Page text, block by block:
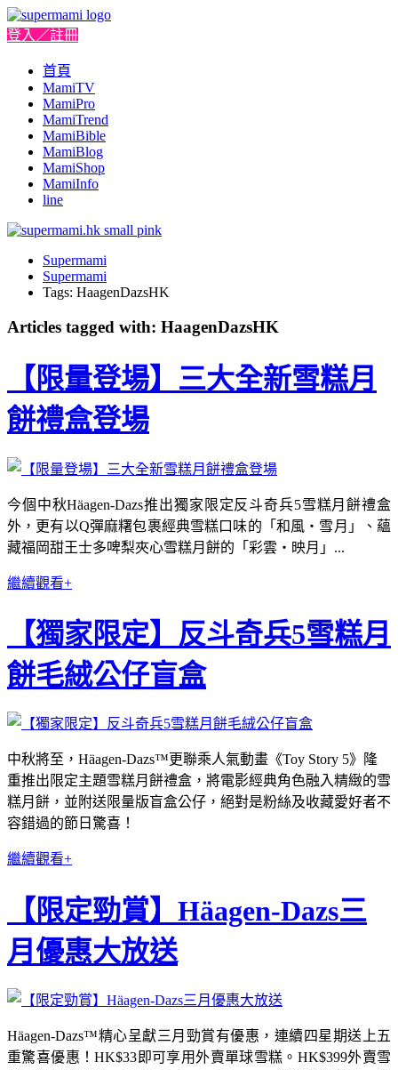
登入／註冊
首頁
MamiTV
MamiPro
MamiTrend
MamiBible
MamiBlog
MamiShop
MamiInfo
line
Supermami
Supermami
Tags: HaagenDazsHK
Articles tagged with: HaagenDazsHK
【限量登場】三大全新雪糕月
餅禮盒登場
今個中秋Häagen-Dazs推出獨家限定反斗奇兵5雪糕月餅禮盒
外，更有以Q彈麻糬包裹經典雪糕口味的「和風‧雪月」、蘊
藏福岡甜王士多啤梨夾心雪糕月餅的「彩雲‧映月」...
繼續觀看+
【獨家限定】反斗奇兵5雪糕月
餅毛絨公仔盲盒
中秋將至，Häagen-Dazs™更聯乘人氣動畫《Toy Story 5》隆
重推出限定主題雪糕月餅禮盒，將電影經典角色融入精緻的雪
糕月餅，並附送限量版盲盒公仔，絕對是粉絲及收藏愛好者不
容錯過的節日驚喜！
繼續觀看+
【限定勁賞】Häagen-Dazs三
月優惠大放送
Häagen-Dazs™精心呈獻三月勁賞有優惠，連續四星期送上五
重驚喜優惠！HK$33即可享用外賣單球雪糕。HK$399外賣雪